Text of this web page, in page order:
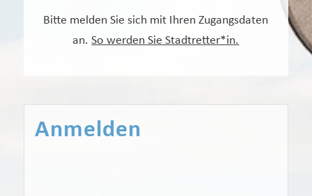
Bitte melden Sie sich mit Ihren Zugangsdaten
an.So werden Sie Stadtretter*in.
Anmelden